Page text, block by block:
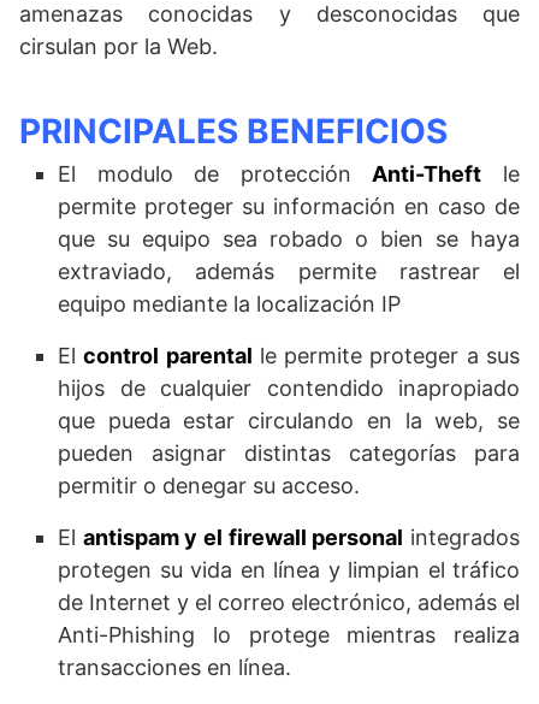
amenazas conocidas y desconocidas que
cirsulan por la Web.
PRINCIPALES BENEFICIOS
El modulo de protecciónAnti-Theft le
permite proteger su información en caso de
que su equipo sea robado o bien se haya
extraviado, además permite rastrear el
equipo mediante la localización IP
Elcontrol parental le permite proteger a sus
hijos de cualquier contendido inapropiado
que pueda estar circulando en la web, se
pueden asignar distintas categorías para
permitir o denegar su acceso.
El antispam y el firewall personal integrados
protegen su vida en línea y limpian el tráfico
de Internet y el correo electrónico, además el
Anti-Phishing lo protege mientras realiza
transacciones en línea.